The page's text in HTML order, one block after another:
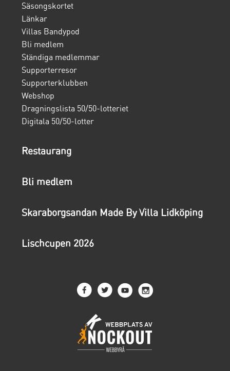
Säsongskortet
Länkar
Villas Bandypod
Bli medlem
Ständiga medlemmar
Supporterresor
Supporterklubben
Webshop
Dragningslista 50/50-lotteriet
Digitala 50/50-lotter
Restaurang
Bli medlem
Skaraborgsandan Made By Villa Lidköping
Lischcupen 2026